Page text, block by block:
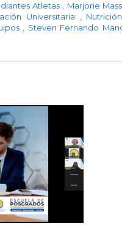
Atletas
Marjorie
Universitaria
Steven Fernando